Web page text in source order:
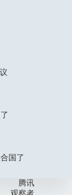
国了
腾讯
观察者